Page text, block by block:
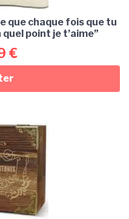
que chaque fois que tu
point je t’aime”
€